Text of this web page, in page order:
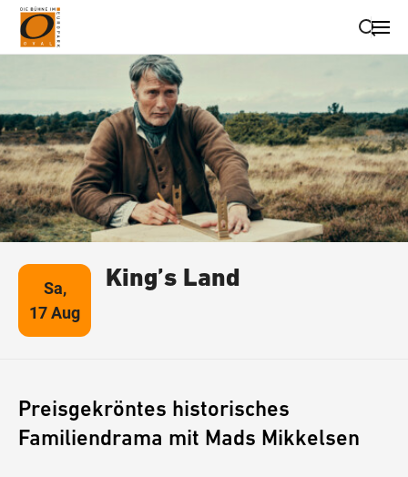
Suche schließen
Wegbeschreibung erhalten
Sa,
17 Aug
King’s Land
Preisgekröntes historisches
Familiendrama mit Mads Mikkelsen